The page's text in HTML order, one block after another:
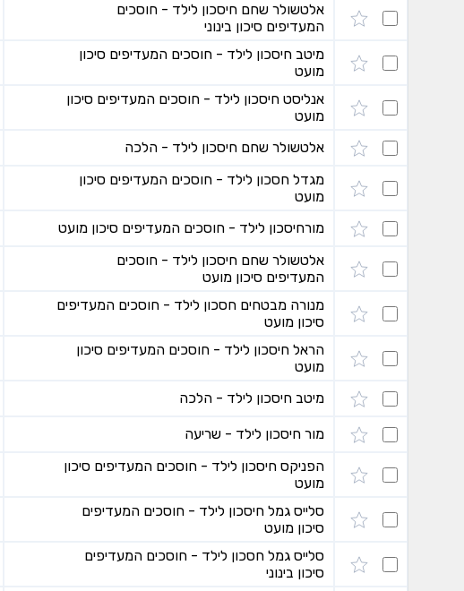
אלטשולר שחם חיסכון לילד - חוסכים
המעדיפים סיכון בינוני
מיטב חיסכון לילד - חוסכים המעדיפים סיכון
מועט
אנליסט חיסכון לילד - חוסכים המעדיפים סיכון
מועט
אלטשולר שחם חיסכון לילד - הלכה
מגדל חסכון לילד - חוסכים המעדיפים סיכון
מועט
מורחיסכון לילד - חוסכים המעדיפים סיכון מועט
אלטשולר שחם חיסכון לילד - חוסכים
המעדיפים סיכון מועט
מנורה מבטחים חסכון לילד - חוסכים המעדיפים
סיכון מועט
הראל חיסכון לילד - חוסכים המעדיפים סיכון
מועט
מיטב חיסכון לילד - הלכה
מור חיסכון לילד - שריעה
הפניקס חיסכון לילד - חוסכים המעדיפים סיכון
מועט
סלייס גמל חיסכון לילד - חוסכים המעדיפים
סיכון מועט
סלייס גמל חסכון לילד - חוסכים המעדיפים
סיכון בינוני